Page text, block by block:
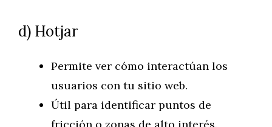
d) Hotjar
Permite ver cómo interactúan los
usuarios con tu sitio web.
Útil para identificar puntos de